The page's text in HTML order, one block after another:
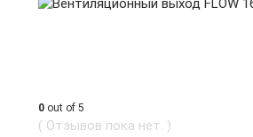
0 out of 5
( Отзывов пока нет. )